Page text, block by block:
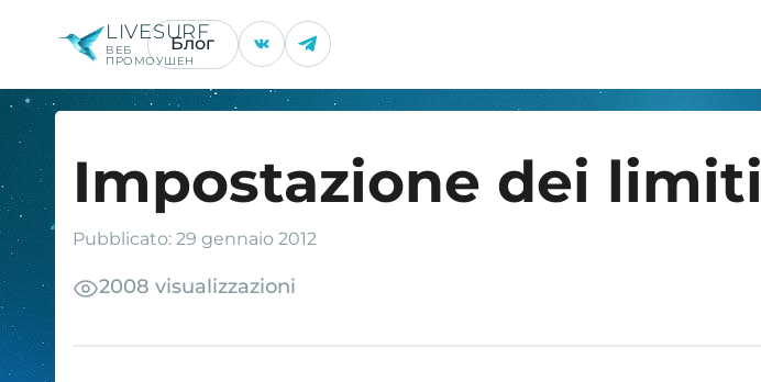
LIVESURF
ВЕБ
ПРОМОУШЕН
Блог
Impostazione dei limiti
Pubblicato: 29 gennaio 2012
2008 visualizzazioni